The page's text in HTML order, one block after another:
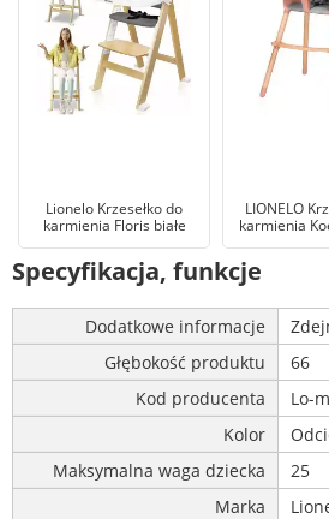
Lionelo Krzesełko do
karmienia Floris białe
LIONELO
karmienia
Specyfikacja, funkcje
Dodatkowe informacje
Głębokość produktu
66
Kod producenta
Lo-
Kolor
Maksymalna waga dziecka
25
Marka